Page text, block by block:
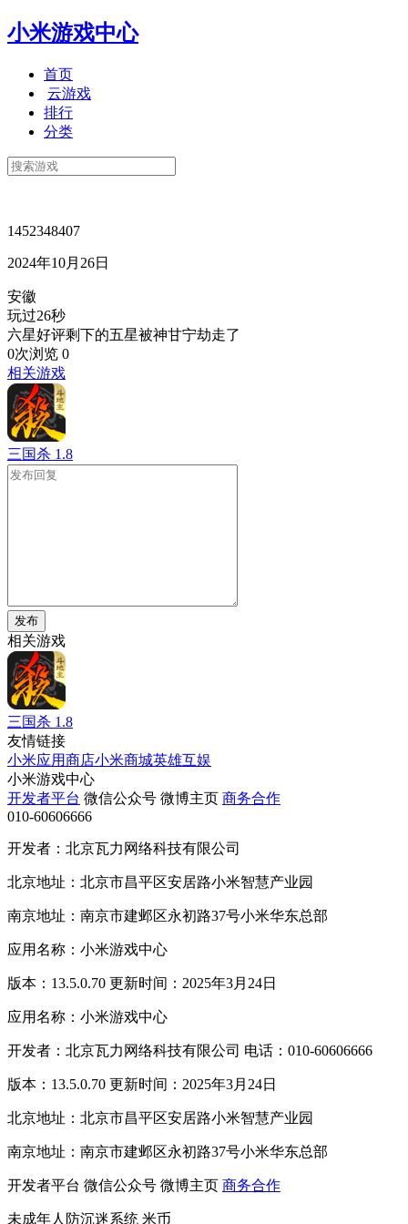
小米游戏中心
首页
云游戏
排行
分类
1452348407
2024年10月26日
安徽
玩过26秒
六星好评剩下的五星被神甘宁劫走了
0次浏览 0
相关游戏
三国杀 1.8
发布
相关游戏
三国杀 1.8
友情链接
小米应用商店小米商城英雄互娱
小米游戏中心
开发者平台 微信公众号 微博主页 商务合作
010-60606666
开发者：北京瓦力网络科技有限公司
北京地址：北京市昌平区安居路小米智慧产业园
南京地址：南京市建邺区永初路37号小米华东总部
应用名称：小米游戏中心
版本：13.5.0.70 更新时间：2025年3月24日
应用名称：小米游戏中心
开发者：北京瓦力网络科技有限公司 电话：010-60606666
版本：13.5.0.70 更新时间：2025年3月24日
北京地址：北京市昌平区安居路小米智慧产业园
南京地址：南京市建邺区永初路37号小米华东总部
开发者平台 微信公众号 微博主页 商务合作
未成年人防沉迷系统 米币